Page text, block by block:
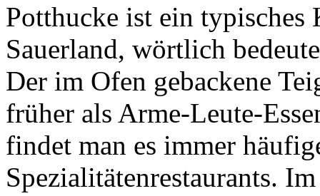
Potthucke ist ein typisches
Sauerland, wörtlich
Der im Ofen gebackene
früher als Arme-Leute-
findet man es immer
Spezialitätenrestaurants.